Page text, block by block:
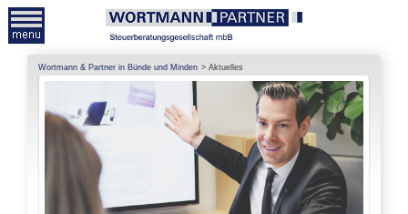
Wortmann & Partner in Bünde und Minden Aktuelles